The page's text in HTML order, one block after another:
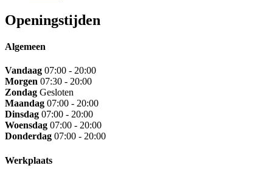
Openingstijden
Algemeen
Vandaag 07:00 - 20:00
Morgen 07:30 - 20:00
Zondag Gesloten
Maandag 07:00 - 20:00
Dinsdag 07:00 - 20:00
Woensdag 07:00 - 20:00
Donderdag 07:00 - 20:00
Werkplaats